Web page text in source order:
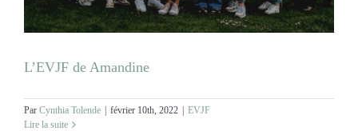
L’EVJF de Amandine
Par Cynthia Tolende | février 10th, 2022 | EVJF
Lire la suite